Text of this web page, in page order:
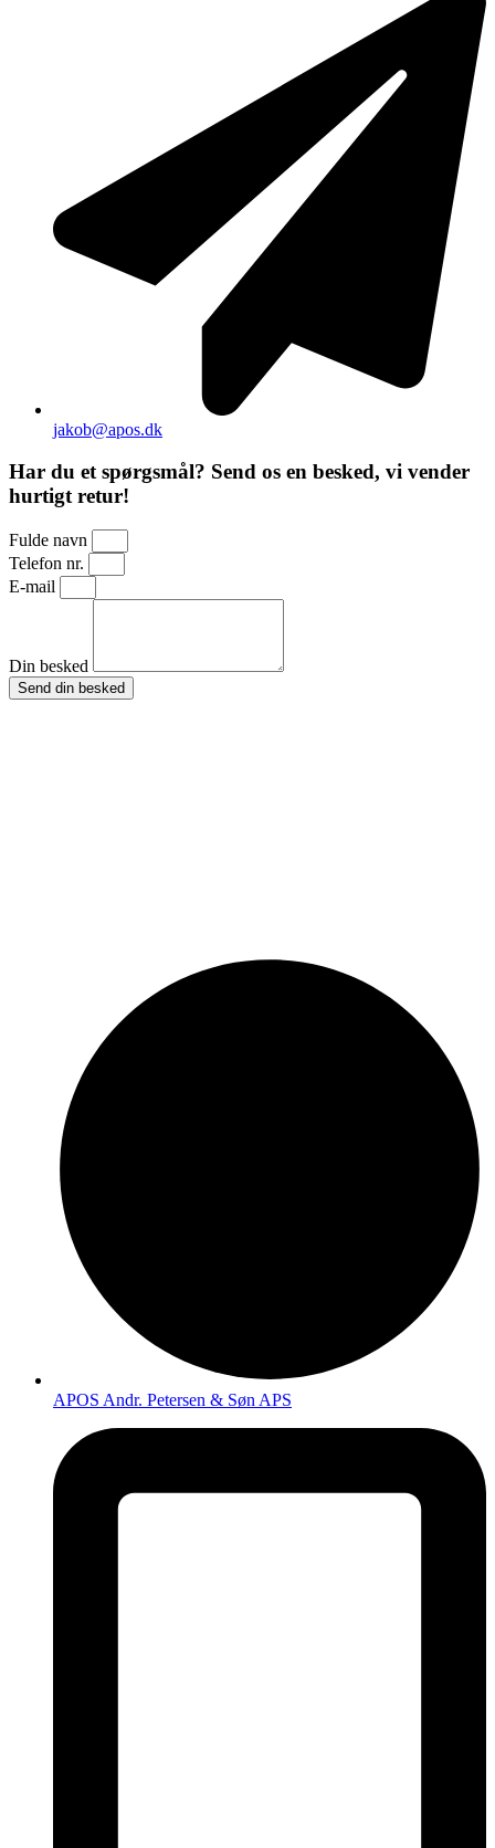
jakob@apos.dk
Har du et spørgsmål? Send os en besked, vi vender
hurtigt retur!
Fulde navn
Telefon nr.
E-mail
Din besked
Send din besked
APOS Andr. Petersen & Søn APS